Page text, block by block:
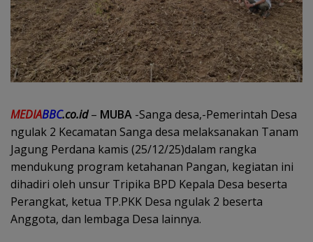
MEDIABBC.co.id– MUBA -Sanga desa,-Pemerintah Desa
ngulak 2 Kecamatan Sanga desa melaksanakan Tanam
Jagung Perdana kamis (25/12/25)dalam rangka
mendukung program ketahanan Pangan, kegiatan ini
dihadiri oleh unsur Tripika BPD Kepala Desa beserta
Perangkat, ketua TP.PKK Desa ngulak 2 beserta
Anggota, dan lembaga Desa lainnya.